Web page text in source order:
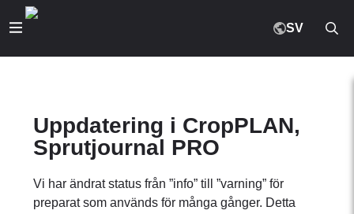
SV
Uppdatering i CropPLAN,
Sprutjournal PRO
Vi har ändrat status från ”info” till ”varning” för
preparat som används för många gånger. Detta